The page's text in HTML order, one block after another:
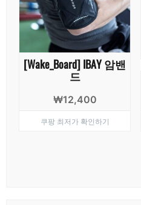
[Wake_Board] IBAY 암밴
드
₩12,400
쿠팡 최저가 확인하기